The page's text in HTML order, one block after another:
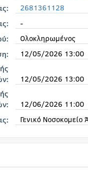
2681361128
-
Ολοκληρωμένος
12/05/2026 13:00
12/05/2026 13:00
12/06/2026 11:00
Γενικό Νοσοκομείο